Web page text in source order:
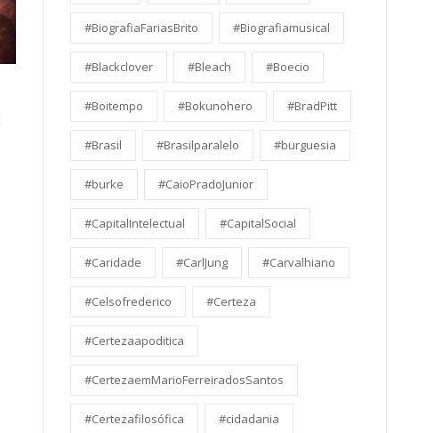
#BiografiaFariasBrito #Biografiamusical
#Blackclover #Bleach #Boecio
#Boitempo #Bokunohero #BradPitt
#Brasil #Brasilparalelo #burguesia
#burke #CaioPradoJunior
#CapitalIntelectual #CapitalSocial
#Caridade #CarlJung #Carvalhiano
#Celsofrederico #Certeza
#Certezaapoditica
#CertezaemMarioFerreiradosSantos
#Certezafilosófica #cidadania